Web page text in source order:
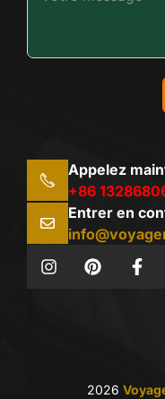
Appelez
+86
Entrer en
2026